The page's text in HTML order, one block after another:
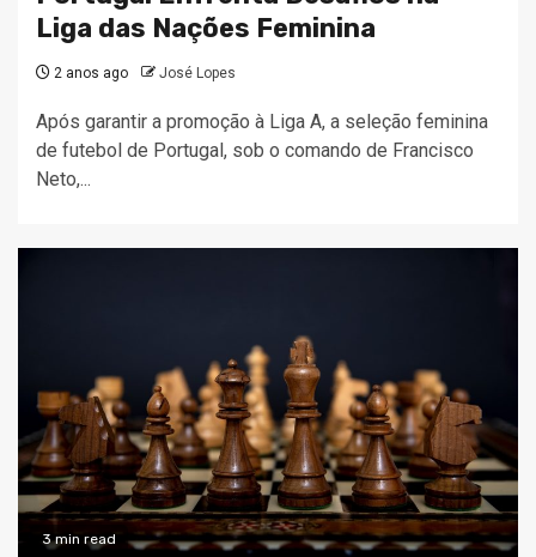
Liga das Nações Feminina
2 anos ago José Lopes
Após garantir a promoção à Liga A, a seleção feminina
de futebol de Portugal, sob o comando de Francisco
Neto,...
3 min read